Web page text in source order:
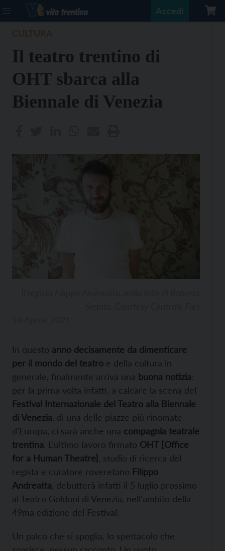
Accedi
Il teatro trentino di
OHT sbarca alla
Biennale di Venezia
In questo anno decisamente da dimenticare
per il mondo del teatro e della cultura in
generale, finalmente arriva una buona notizia:
per la prima volta infatti, a calcare la scena del
Festival Internazionale del Teatro alla Biennale
di Venezia , di una delle piazze più rinomate
d’Europa, ci sarà anche una compagnia teatrale
trentina. L’ultimo lavoro firmato OHT [Office
for a Human Theatre]
, studio di ricerca del
regista e curatore roveretano Filippo
Andreatta , debutterà infatti il 5 luglio prossimo
al Teatro Goldoni di Venezia, nell’ambito della
49ma edizione del Festival.
Un palco che si spoglia, lo spettacolo che